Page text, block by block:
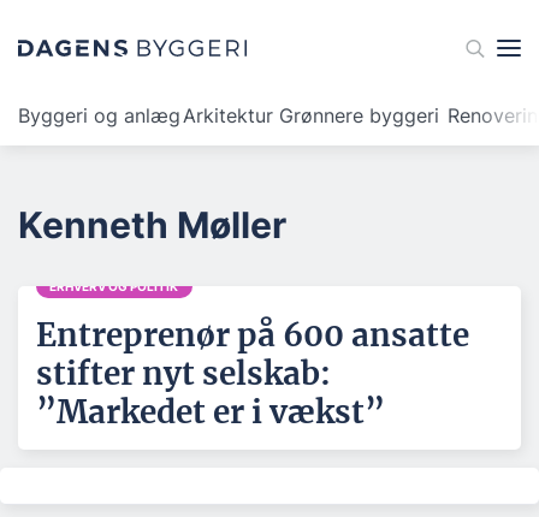
Byggeri og anlægArkitektur Grønnere byggeri
Kenneth Møller
ERHVERV OG POLITIK
Entreprenør på 600 ansatte
stifter nyt selskab:
”Markedet er i vækst”